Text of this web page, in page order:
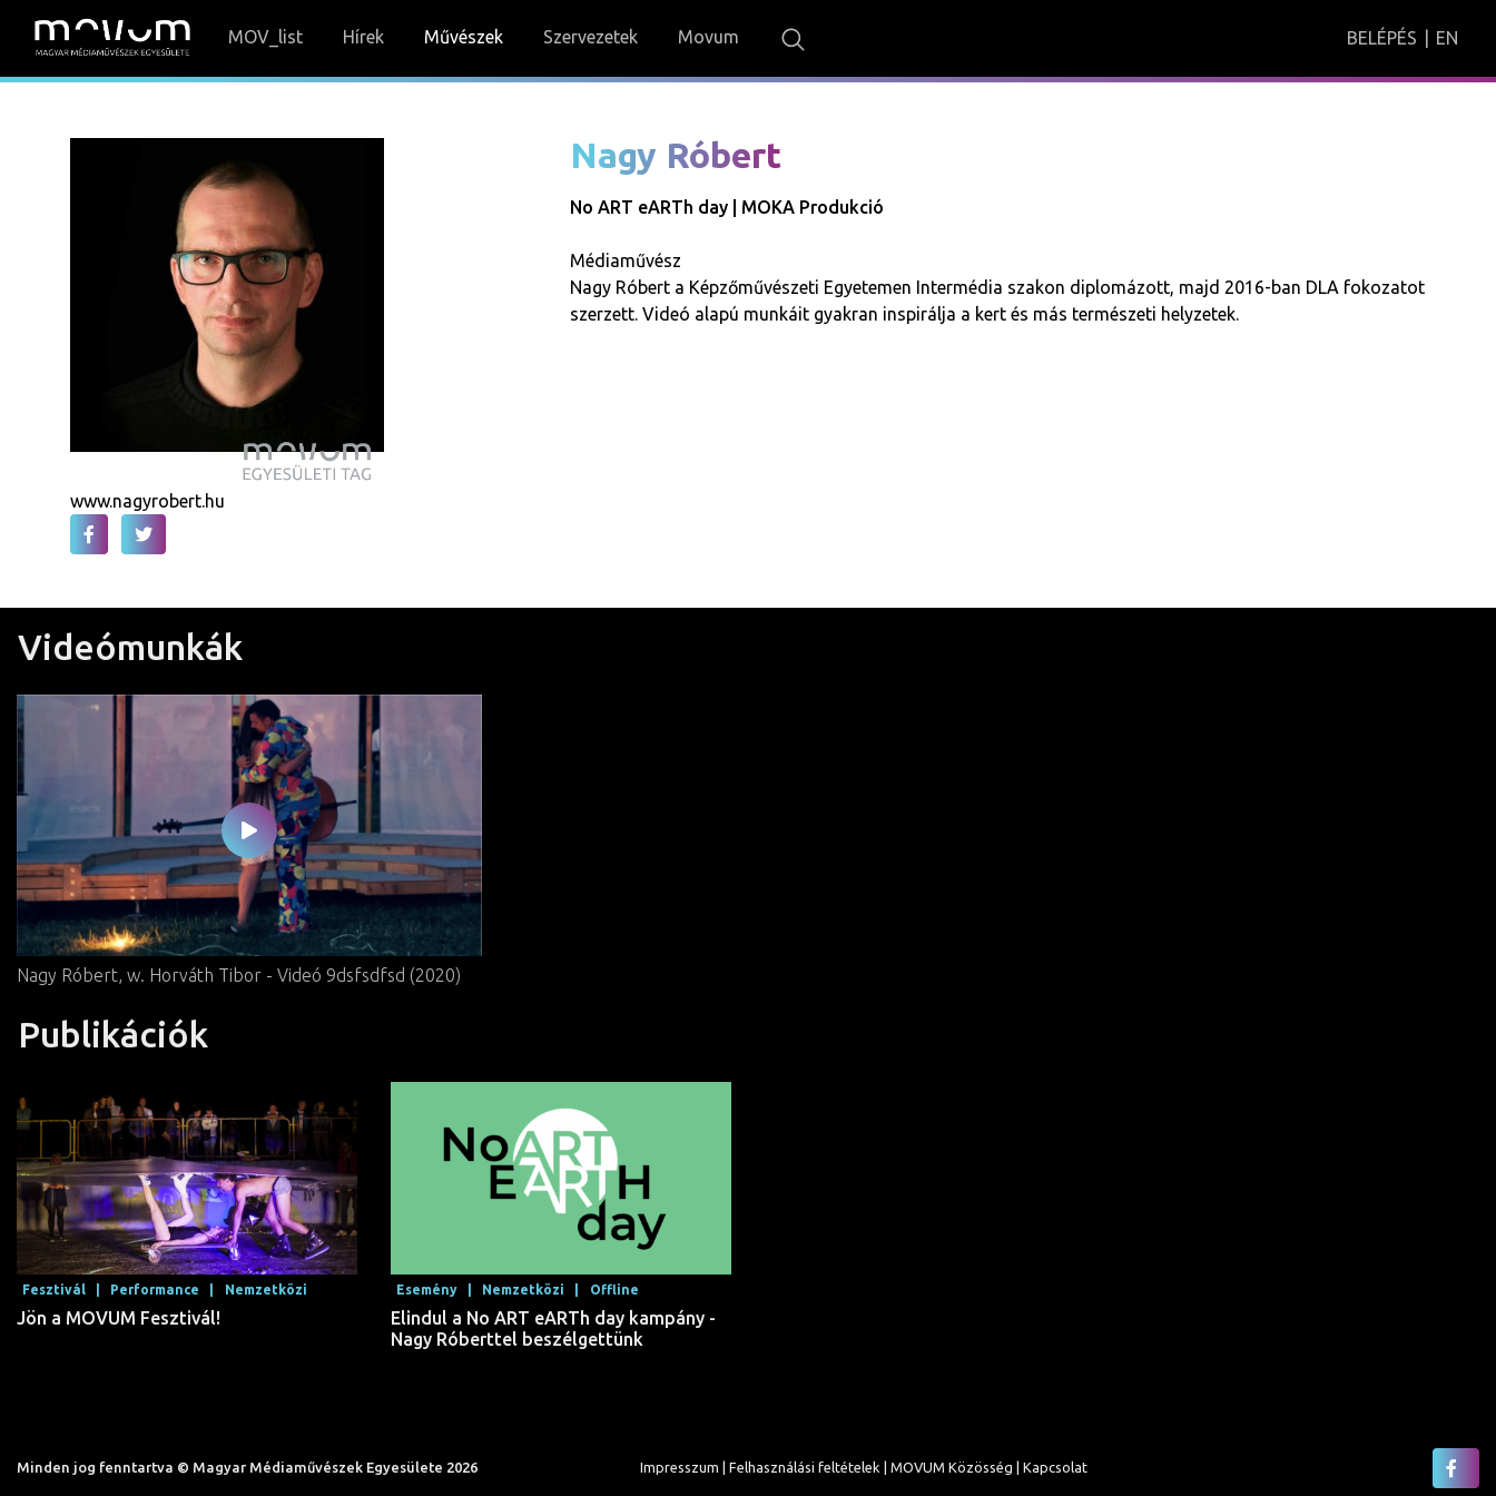
MOV_list Hírek Művészek Szervezetek Movum BELÉPÉS EN
www.nagyrobert.hu
Nagy Róbert
No ART eARTh day MOKA Produkció
Médiaművész
Nagy Róbert a Képzőművészeti Egyetemen Intermédia szakon diplomázott, majd 2016-ban DLA fokozatot
szerzett. Videó alapú munkáit gyakran inspirálja a kert és más természeti helyzetek.
Videómunkák
Nagy Róbert, w. Horváth Tibor - Videó 9dsfsdfsd (2020)
Publikációk
Fesztivál | Performance | Nemzetközi
Jön a MOVUM Fesztivál!
Esemény | Nemzetközi | Offline
Elindul a No ART eARTh day kampány -
Nagy Róberttel beszélgettünk
Minden jog fenntartva © Magyar Médiaművészek Egyesülete 2026 Impresszum | Felhasználási feltételek | MOVUM Közösség | Kapcsolat